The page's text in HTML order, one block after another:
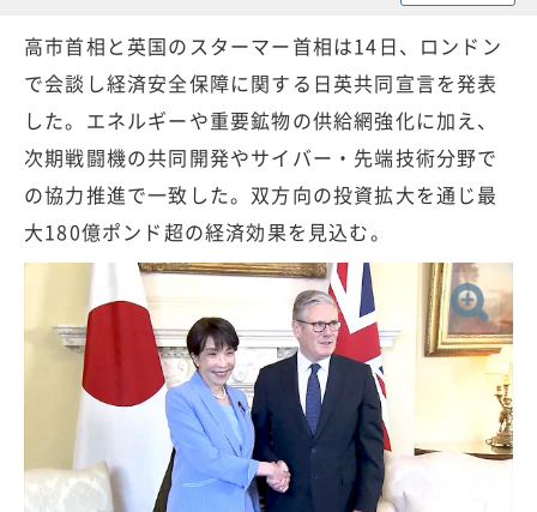
高市首相と英国のスターマー首相は14日、ロンドン
で会談し経済安全保障に関する日英共同宣言を発表
した。エネルギーや重要鉱物の供給網強化に加え、
次期戦闘機の共同開発やサイバー・先端技術分野で
の協力推進で一致した。双方向の投資拡大を通じ最
大180億ポンド超の経済効果を見込む。